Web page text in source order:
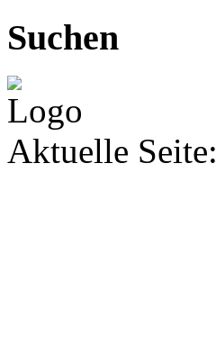
Suchen
Aktuelle Seite: